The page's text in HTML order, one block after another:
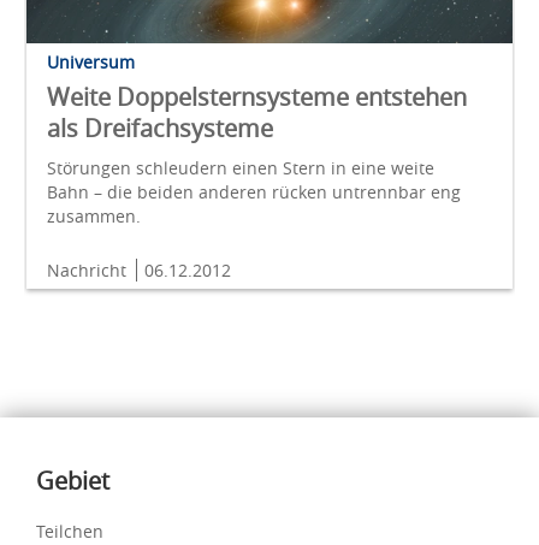
Universum
Weite Doppelsternsysteme entstehen
als Dreifachsysteme
Störungen schleudern einen Stern in eine weite
Bahn – die beiden anderen rücken untrennbar eng
zusammen.
Nachricht 06.12.2012
Inhalte
Gebiet
Teilchen